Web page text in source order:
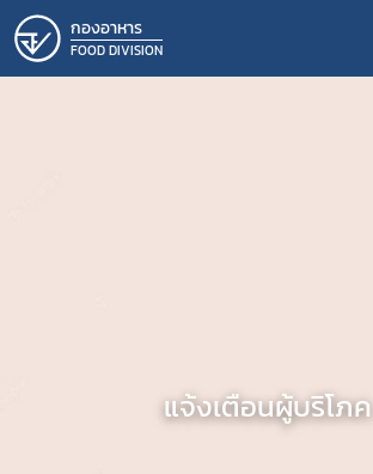
กองอาหาร
FOOD DIVISION
แจ้งเตือนผู้บริโภค